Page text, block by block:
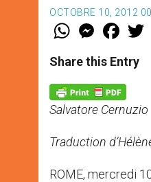
OCTOBRE 10, 2012
W
t
s
p
p
M
e
s
e
g
e
r
F
a
e
b
k
Share this Entry
Salvatore Cernuzio
Traduction
ROME, mercredi